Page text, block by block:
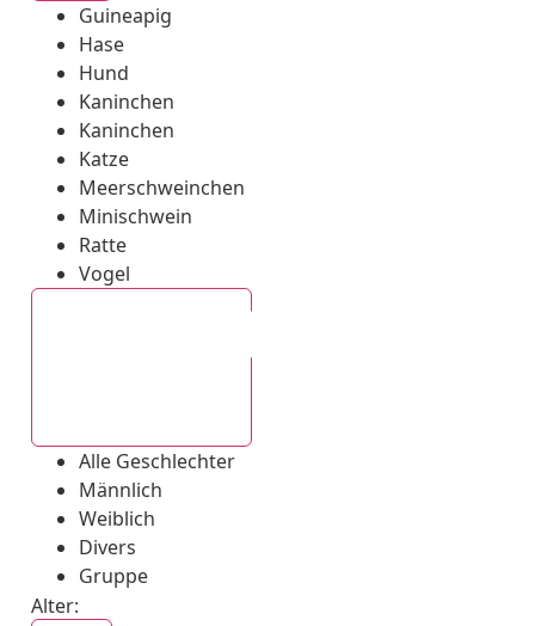
Guineapig
Hase
Hund
Kaninchen
Kaninchen
Katze
Meerschweinchen
Minischwein
Ratte
Vogel
Alle Geschlechter
Männlich
Weiblich
Divers
Gruppe
Alter: